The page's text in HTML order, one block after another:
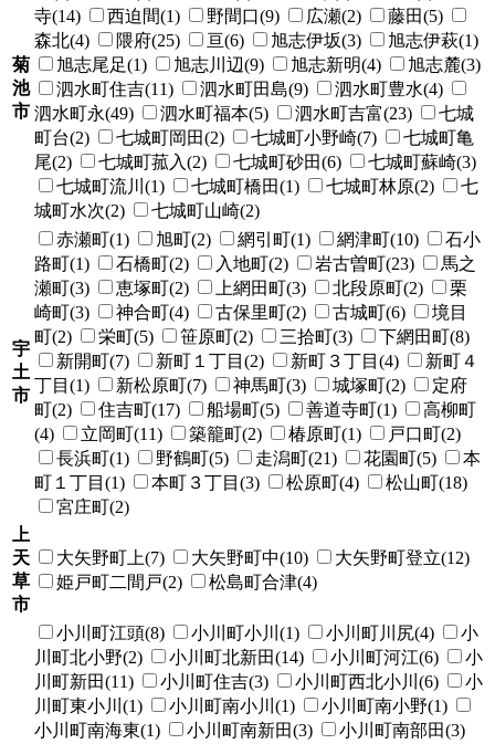
菊
池
市
寺(14)
西迫間(1) 野間口(9) 広瀬(2)
藤田(5)
森北(4)
隈府(25) 亘(6) 旭志伊坂(3)
旭志伊萩(1)
旭志尾足(1)
旭志川辺(9) 旭志新明(4)
旭志麓(3)
泗水町住吉(11)
泗水町田島(9)
泗水町豊水(4)
泗水町永(49)
泗水町福本(5) 泗水町吉富(23)
七城
町台(2)
七城町岡田(2) 七城町小野崎(7)
七城町亀
尾(2)
七城町菰入(2) 七城町砂田(6)
七城町蘇崎(3)
七城町流川(1)
七城町橋田(1) 七城町林原(2)
七
城町水次(2)
七城町山崎(2)
宇
土
市
赤瀬町(1) 旭町(2) 網引町(1) 網津町(10)
石小
路町(1)
石橋町(2) 入地町(2) 岩古曽町(23)
馬之
瀬町(3)
恵塚町(2) 上網田町(3) 北段原町(2)
栗
崎町(3)
神合町(4) 古保里町(2) 古城町(6)
境目
町(2)
栄町(5) 笹原町(2) 三拾町(3)
下網田町(8)
新開町(7)
新町１丁目(2) 新町３丁目(4)
新町４
丁目(1)
新松原町(7) 神馬町(3) 城塚町(2)
定府
町(2)
住吉町(17) 船場町(5) 善道寺町(1)
高柳町
(4)
立岡町(11) 築籠町(2) 椿原町(1)
戸口町(2)
長浜町(1)
野鶴町(5) 走潟町(21) 花園町(5)
本
町１丁目(1)
本町３丁目(3) 松原町(4)
松山町(18)
宮庄町(2)
上
天
草
市
大矢野町上(7) 大矢野町中(10)
大矢野町登立(12)
姫戸町二間戸(2)
松島町合津(4)
小川町江頭(8) 小川町小川(1) 小川町川尻(4)
小
川町北小野(2)
小川町北新田(14) 小川町河江(6)
小
川町新田(11)
小川町住吉(3) 小川町西北小川(6)
小
川町東小川(1)
小川町南小川(1)
小川町南小野(1)
小川町南海東(1)
小川町南新田(3)
小川町南部田(3)